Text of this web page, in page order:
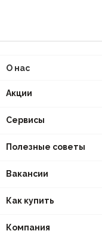
О нас
Акции
Сервисы
Полезные советы
Вакансии
Как купить
Компания